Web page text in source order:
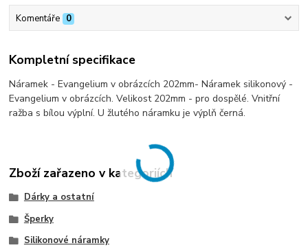
Komentáře 0
Kompletní specifikace
Náramek - Evangelium v obrázcích 202mm- Náramek silikonový -
Evangelium v obrázcích. Velikost 202mm - pro dospělé. Vnitřní
ražba s bílou výplní. U žlutého náramku je výplň černá.
Zboží zařazeno v kategoriích
Dárky a ostatní
Šperky
Silikonové náramky